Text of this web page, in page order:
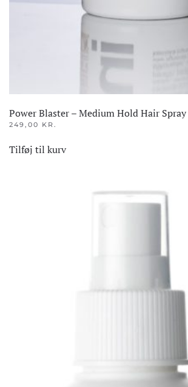
Power Blaster – Medium Hold Hair Spray
249,00 KR.
Tilføj til kurv